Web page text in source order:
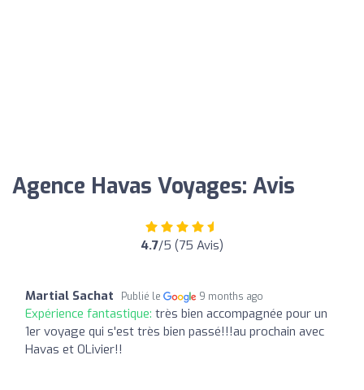
Agence Havas Voyages: Avis
4.7/5 (75 Avis)
Martial Sachat Publié le 9 months ago
Expérience fantastique: très bien accompagnée pour un
1er voyage qui s'est très bien passé!!!au prochain avec
Havas et OLivier!!